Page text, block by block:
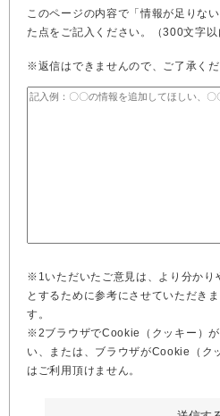
このページの内容で「情報が足りな
た点をご記入ください。（300文字以
※返信はできませんので、ご了承くだ
※1いただいたご意見は、より分かり
とするために参考にさせていただき
す。
※2ブラウザでCookie（クッキー）
い、または、ブラウザがCookie（ク
はご利用頂けません。